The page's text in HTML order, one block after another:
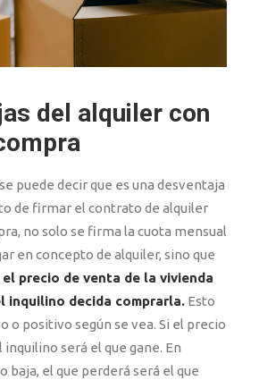
del alquiler con
puede decir que es una desventaja
de firmar el contrato de alquiler
no solo se firma la cuota mensual
en concepto de alquiler, sino que
el precio de venta de la vivienda
inquilino decida comprarla. Esto
o positivo según se vea. Si el precio
inquilino será el que gane. En
baja, el que perderá será el que